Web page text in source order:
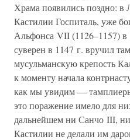
Храма появились поздно:
Кастилии Госпиталь, уже
Альфонса VII (1126–1157) в
суверен в 1147 г. вручил
мусульманскую крепость
к моменту начала
как мы увидим —
это поражение имело для
дальнейшем ни Санчо III,
Кастилии не делали им